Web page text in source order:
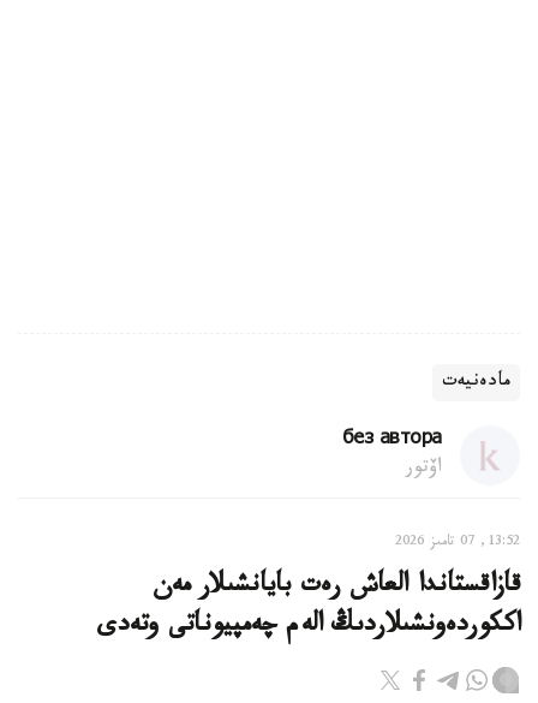
مادەنيەت
без автора
اۆتور
13:52, 07 تامىز 2026
قازاقستاندا العاش رەت بايانشىلار مەن
اككوردەونشىلاردىڭ الەم چەمپيوناتى وتەدى